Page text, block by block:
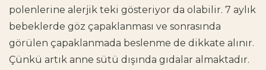
polenlerine alerjik teki gösteriyor da olabilir. 7 aylık
bebeklerde göz çapaklanması ve sonrasında
görülen çapaklanmada beslenme de dikkate alınır.
Çünkü artık anne sütü dışında gıdalar almaktadır.